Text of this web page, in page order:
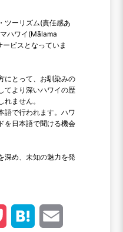
ツーリズム(責任感あ
ハワイ(Mālama
ビスとなっていま
にとって、お馴染みの
てより深いハワイの歴
ません。
語で行われます。ハワ
を日本語で聞ける機会
深め、未知の魅力を発
Pock Hate